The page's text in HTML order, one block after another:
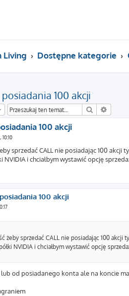
Living Dostępne kategorie
100 akcji
Szukaj
100 akcji
sprzedać CALL nie posiadając 100 akcji
NVIDIA i chciałbym wystawić opcję
100 akcji
żeby sprzedać CALL nie posiadając 100 akcji
NVIDIA i chciałbym wystawić opcję
od posiadanego konta ale na koncie